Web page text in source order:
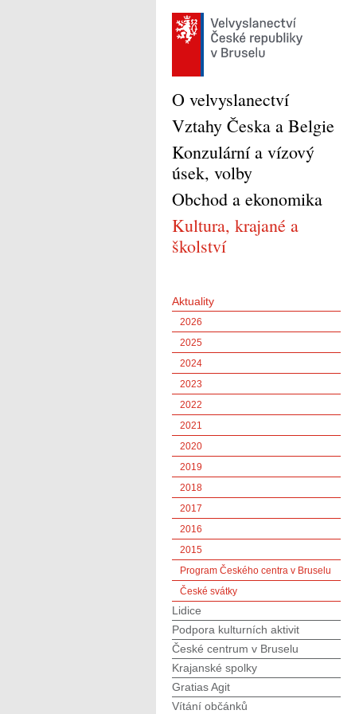
O velvyslanectví
Vztahy Česka a Belgie
Konzulární a vízový
úsek, volby
Obchod a ekonomika
Kultura, krajané a
školství
Aktuality
2026
2025
2024
2023
2022
2021
2020
2019
2018
2017
2016
2015
Program Českého centra v Bruselu
České svátky
Lidice
Podpora kulturních aktivit
České centrum v Bruselu
Krajanské spolky
Gratias Agit
Vítání občánků